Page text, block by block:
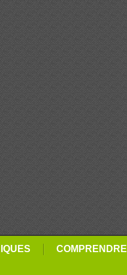
COMPRENDRE